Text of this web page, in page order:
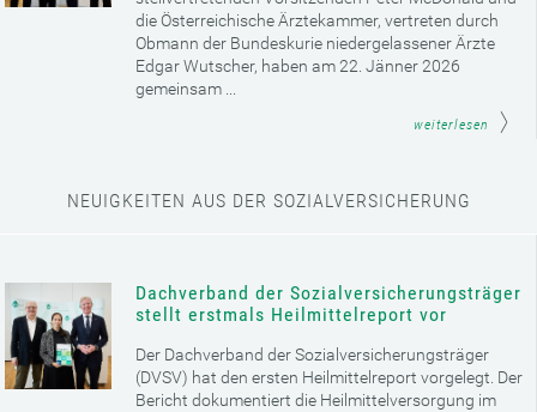
die Österreichische Ärztekammer, vertreten durch
Obmann der Bundeskurie niedergelassener Ärzte
Edgar Wutscher, haben am 22. Jänner 2026
gemeinsam ...
weiterlesen
NEUIGKEITEN AUS DER SOZIALVERSICHERUNG
Dachverband der Sozialversicherungsträger
stellt erstmals Heilmittelreport vor
Der Dachverband der Sozialversicherungsträger
(DVSV) hat den ersten Heilmittelreport vorgelegt. Der
Bericht dokumentiert die Heilmittelversorgung im